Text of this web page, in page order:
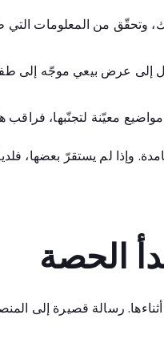
وتحقّق من المعلومات التي
إلى عرض بيعي موجّه إلى
معيّنة لتجنّبها، فراقب
وإذا لم يستقرّ بعضها،
الحصة
رسالة قصيرة إلى